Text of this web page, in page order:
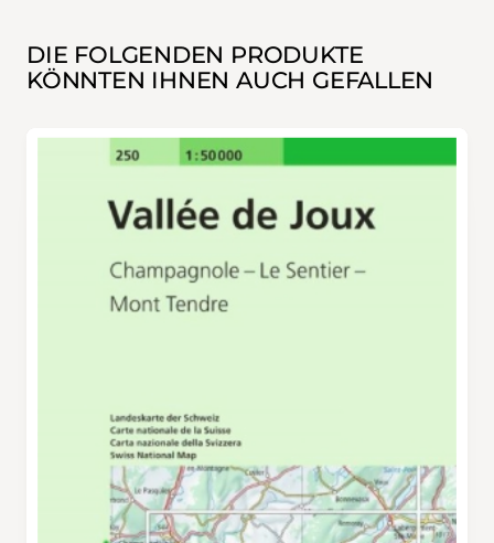
DIE FOLGENDEN PRODUKTE
KÖNNTEN IHNEN AUCH GEFALLEN